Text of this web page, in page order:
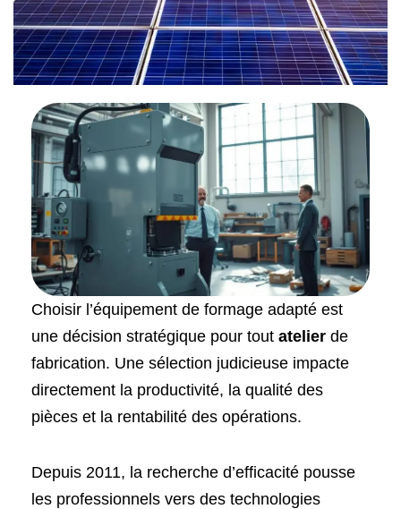
Choisir l’équipement de formage adapté est
une décision stratégique pour tout atelierde
fabrication. Une sélection judicieuse impacte
directement la productivité, la qualité des
pièces et la rentabilité des opérations.
Depuis 2011, la recherche d’efficacité pousse
les professionnels vers des technologies